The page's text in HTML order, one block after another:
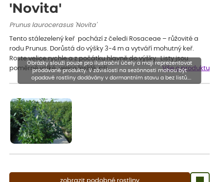
'Novita'
Prunus laurocerasus 'Novita'
Tento stálezelený keř pochází z čeledi Rosaceae – růžovité a
rodu Prunus. Dorůstá do výšky 3-4 m a vytváří mohutný keř.
Roste velice rychle a z počátku hlavně do výšky. Listy jsou
poměrně velké, velice lesklé, při…
Vše o produktu
zobrazit podobné rostliny
Obrázky slouží pouze pro ilustrační účely a mají reprezentovat
prodávané produkty. V závislosti na sezónnosti mohou být
opadavé rostliny dodávány v dormantním stavu a bez listů.
Rostliny mohou být také sestřiženy níže, než je uvedená výška,